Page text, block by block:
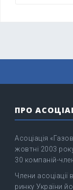
ПРО
Асоціація
жовтні 2003
30 компаній-
Члени
ринку України